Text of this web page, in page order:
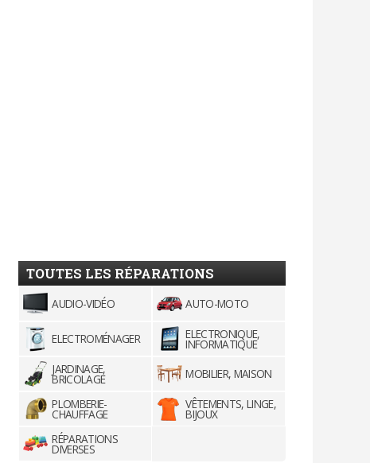
TOUTES LES RÉPARATIONS
AUDIO-VIDÉO AUTO-MOTO
ELECTROMÉNAGER ELECTRONIQUE,
INFORMATIQUE
JARDINAGE,
BRICOLAGE
MOBILIER, MAISON
PLOMBERIE-
CHAUFFAGE
VÊTEMENTS, LINGE,
BIJOUX
RÉPARATIONS
DIVERSES